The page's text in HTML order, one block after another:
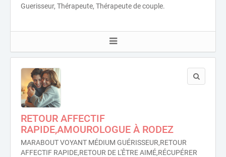
Guerisseur, Thérapeute, Thérapeute de couple.
RETOUR AFFECTIF
RAPIDE,AMOUROLOGUE À RODEZ
MARABOUT VOYANT MÉDIUM GUÉRISSEUR,RETOUR
AFFECTIF RAPIDE,RETOUR DE L'ÊTRE AIMÉ,RÉCUPÉRER